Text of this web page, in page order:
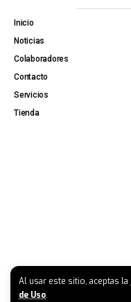
Al usar este sitio, aceptas la
de Uso.
Inicio
Noticias
Colaboradores
Contacto
Servicios
Tienda